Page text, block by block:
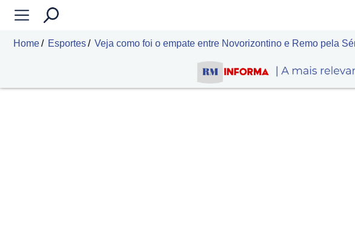
Home Esportes Veja como foi o empate entre Novorizontino e Remo pela